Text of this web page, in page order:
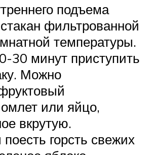
подъема
фильтрованной
температуры.
30 минут приступить
Можно
или яйцо,
вкрутую.
горсть свежих